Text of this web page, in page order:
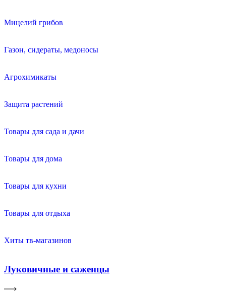
Мицелий грибов
Газон, сидераты, медоносы
Агрохимикаты
Защита растений
Товары для сада и дачи
Товары для дома
Товары для кухни
Товары для отдыха
Хиты тв-магазинов
Луковичные и саженцы